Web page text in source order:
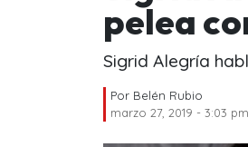
pelea
Sigrid Alegría
Por Belén Rubio
marzo 27, 2019 - 3:03 pm